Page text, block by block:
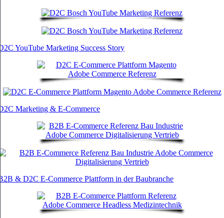
YouTube Marketing Success Story
Marketing & E-Commerce
& D2C E-Commerce Plattform in der Baubranche